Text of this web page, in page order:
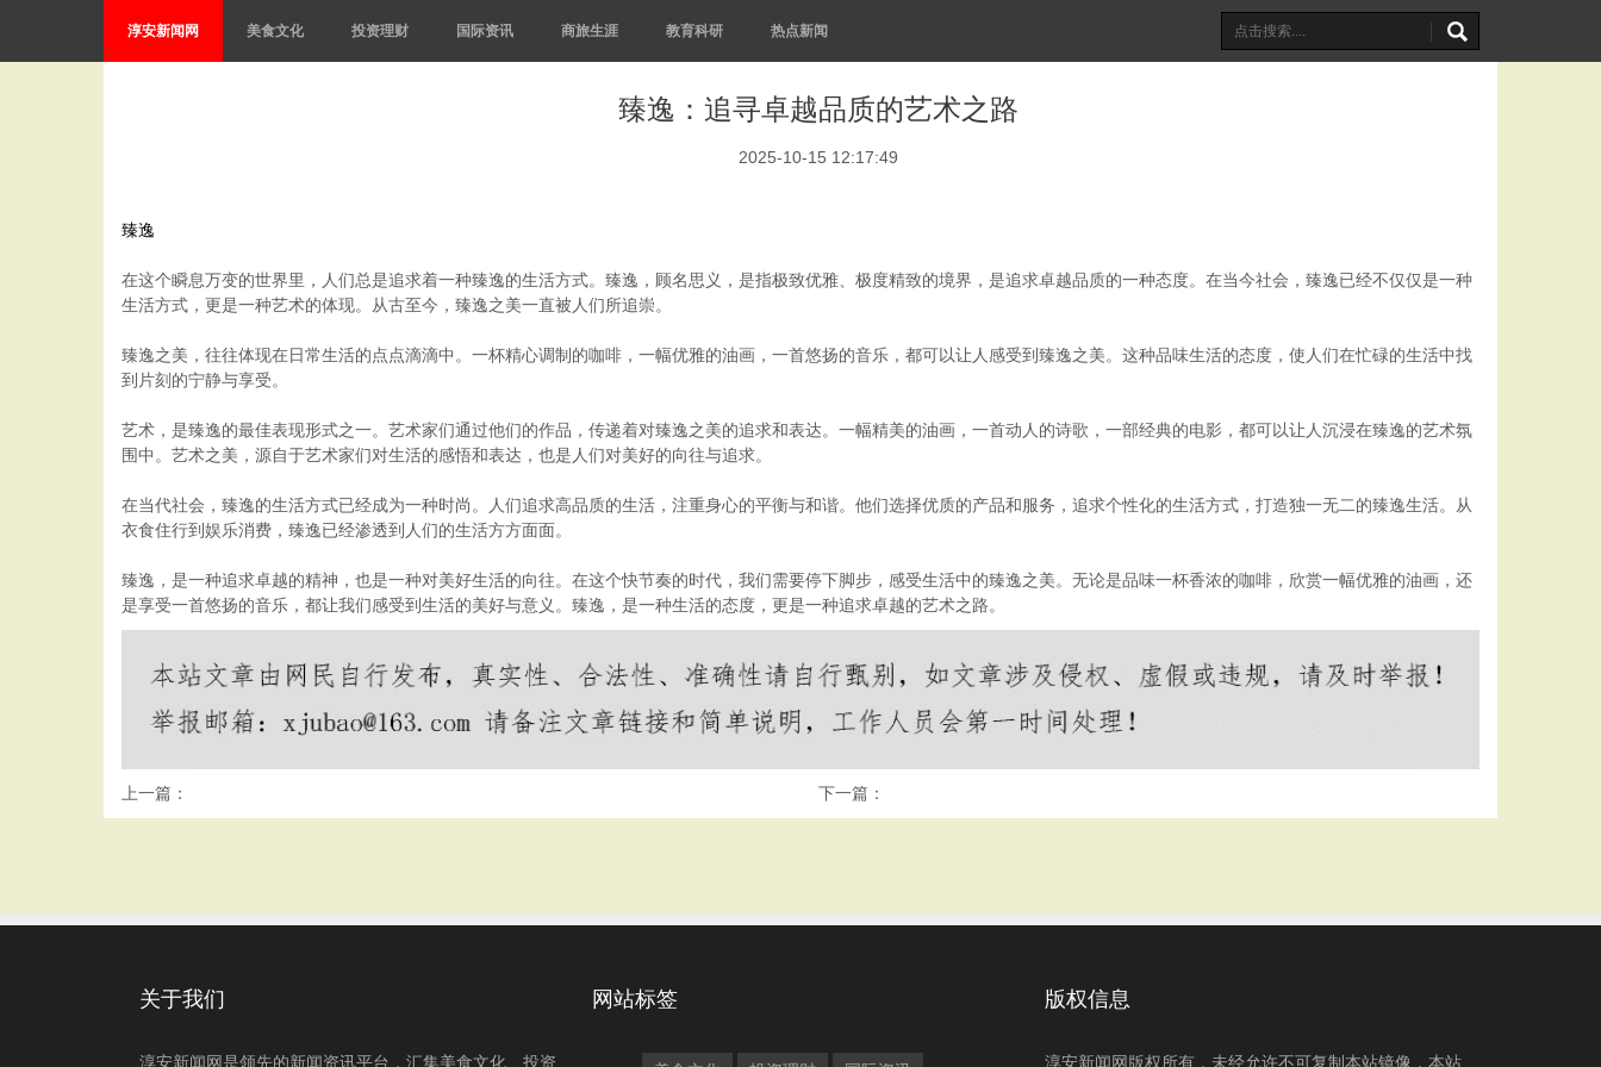
淳安新闻网 美食文化 投资理财 国际资讯 商旅生涯 教育科研 热点新闻
臻逸：追寻卓越品质的艺术之路
2025-10-15 12:17:49
臻逸
在这个瞬息万变的世界里，人们总是追求着一种臻逸的生活方式。臻逸，顾名思义，是指极致优雅、极度精致的境界，是追求卓越品质的一种态度。在当今社会，臻逸已经不仅仅是一种
生活方式，更是一种艺术的体现。从古至今，臻逸之美一直被人们所追崇。
臻逸之美，往往体现在日常生活的点点滴滴中。一杯精心调制的咖啡，一幅优雅的油画，一首悠扬的音乐，都可以让人感受到臻逸之美。这种品味生活的态度，使人们在忙碌的生活中找
到片刻的宁静与享受。
艺术，是臻逸的最佳表现形式之一。艺术家们通过他们的作品，传递着对臻逸之美的追求和表达。一幅精美的油画，一首动人的诗歌，一部经典的电影，都可以让人沉浸在臻逸的艺术氛
围中。艺术之美，源自于艺术家们对生活的感悟和表达，也是人们对美好的向往与追求。
在当代社会，臻逸的生活方式已经成为一种时尚。人们追求高品质的生活，注重身心的平衡与和谐。他们选择优质的产品和服务，追求个性化的生活方式，打造独一无二的臻逸生活。从
衣食住行到娱乐消费，臻逸已经渗透到人们的生活方方面面。
臻逸，是一种追求卓越的精神，也是一种对美好生活的向往。在这个快节奏的时代，我们需要停下脚步，感受生活中的臻逸之美。无论是品味一杯香浓的咖啡，欣赏一幅优雅的油画，还
是享受一首悠扬的音乐，都让我们感受到生活的美好与意义。臻逸，是一种生活的态度，更是一种追求卓越的艺术之路。
上一篇： 下一篇：
关于我们
淳安新闻网是领先的新闻资讯平台，汇集美食文化、投资
网站标签 版权信息
淳安新闻网版权所有，未经允许不可复制本站镜像，本站